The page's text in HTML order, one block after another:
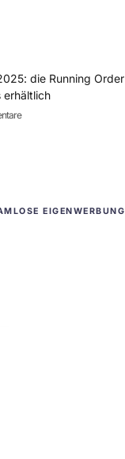
die Running Order
erhältlich
EIGENWERBUNG